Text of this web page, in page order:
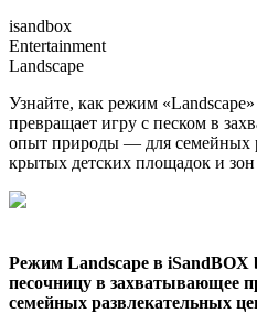
isandbox
Entertainment
Landscape
Узнайте, как режим
превращает игру с песком в
опыт природы — для семейных
крытых детских площадок и зон
Режим Landscape в iSandBOX
песочницу в захватывающее
семейных развлекательных